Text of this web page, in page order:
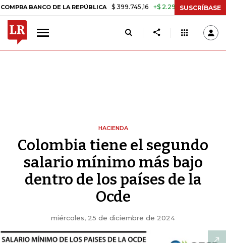
BANCO DE LA REPÚBLICA $ 399.745,16 +$ 2.295,71 +0,58% TASA
SUSCRÍBASE
HACIENDA
Colombia tiene el segundo
salario mínimo más bajo
dentro de los países de la
Ocde
miércoles, 25 de diciembre de 2024